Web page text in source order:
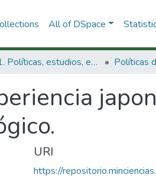
All of DSpace
3.2.1. Políticas, estudios, evaluaciones e indicadores de CTeI
URI
https://